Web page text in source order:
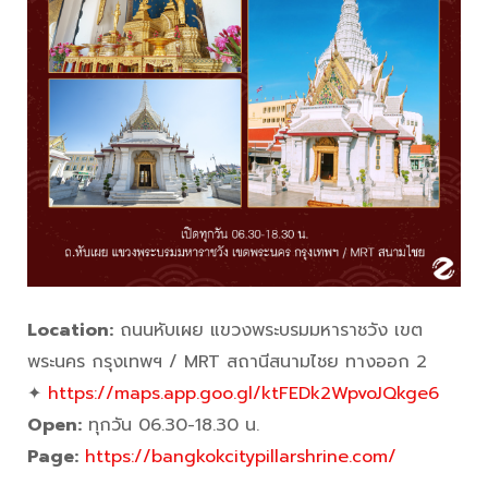
Location: ถนนหับเผย แขวงพระบรมมหาราชวัง เขต
พระนคร กรุงเทพฯ / MRT สถานีสนามไชย ทางออก 2
✦ https://maps.app.goo.gl/ktFEDk2WpvoJQkge6
Open: ทุกวัน 06.30-18.30 น.
Page: https://bangkokcitypillarshrine.com/